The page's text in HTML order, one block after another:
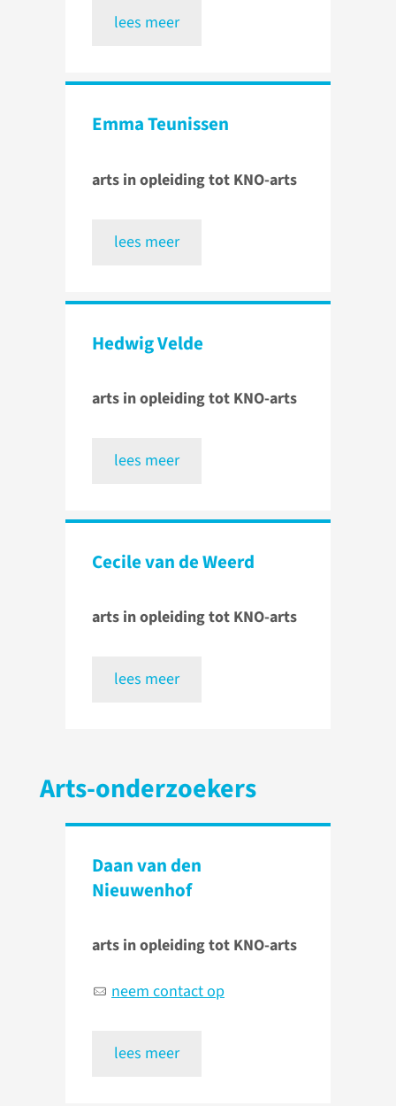
lees meer
Emma Teunissen
arts in opleiding tot KNO-arts
lees meer
Hedwig Velde
arts in opleiding tot KNO-arts
lees meer
Cecile van de Weerd
arts in opleiding tot KNO-arts
lees meer
Arts-onderzoekers
Daan van den
Nieuwenhof
arts in opleiding tot KNO-arts
neem contact op
lees meer